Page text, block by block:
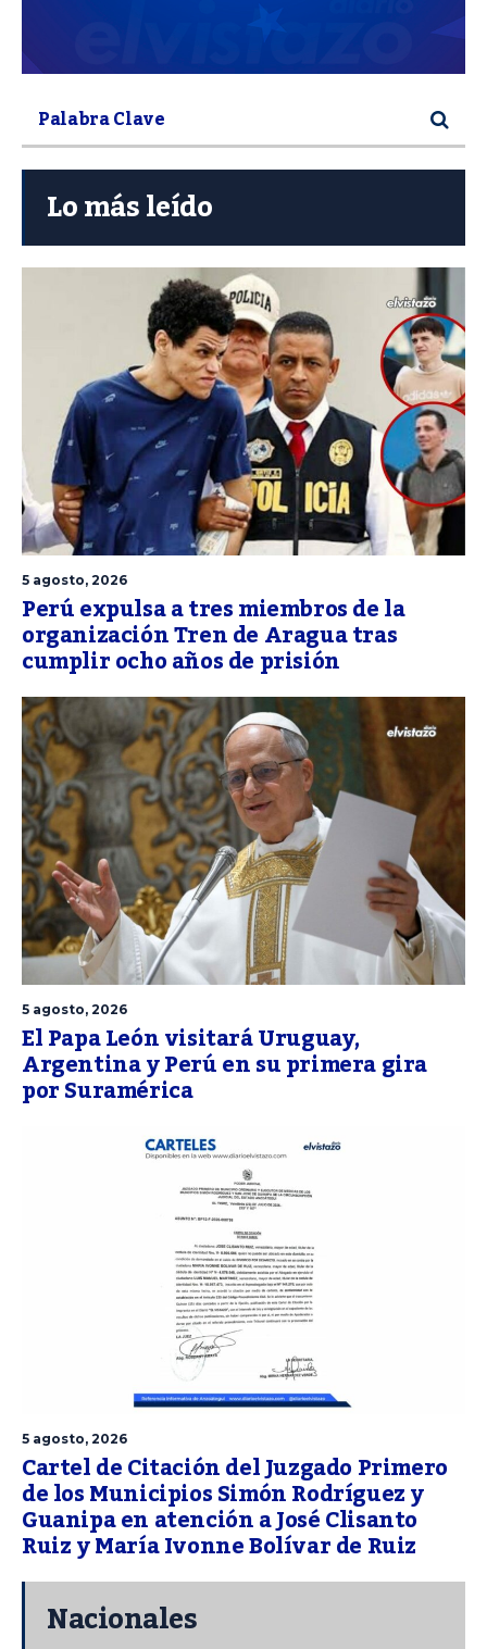
Lo más leído
5 agosto, 2026
Perú expulsa a tres miembros de la
organización Tren de Aragua tras
cumplir ocho años de prisión
5 agosto, 2026
El Papa León visitará Uruguay,
Argentina y Perú en su primera gira
por Suramérica
5 agosto, 2026
Cartel de Citación del Juzgado Primero
de los Municipios Simón Rodríguez y
Guanipa en atención a José Clisanto
Ruiz y María Ivonne Bolívar de Ruiz
Nacionales